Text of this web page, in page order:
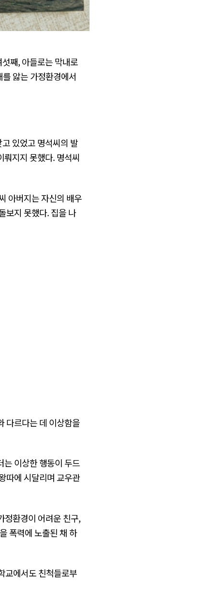
째, 아들로는 막내로
앓는 가정환경에서
있었고 명석씨의 발
지지 못했다. 명석씨
아버지는 자신의 배우
보지 못했다. 집을 나
다르다는 데 이상함을
는 이상한 행동이 두드
따에 시달리며 교우관
정환경이 어려운 친구,
폭력에 노출된 채 하
교에서도 친척들로부